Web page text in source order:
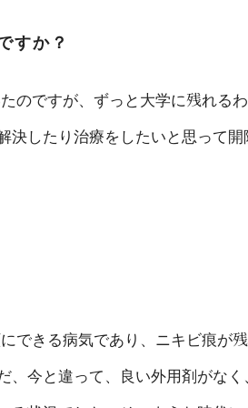
すか？
のですが、ずっと大学に残れる
決したり治療をしたいと思って開
できる病気であり、ニキビ痕が
今と違って、良い外用剤がなく